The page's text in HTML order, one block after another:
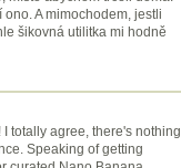
A mimochodem, jestli
šikovná utilitka mi hodně
totally agree, there's nothing
Speaking of getting